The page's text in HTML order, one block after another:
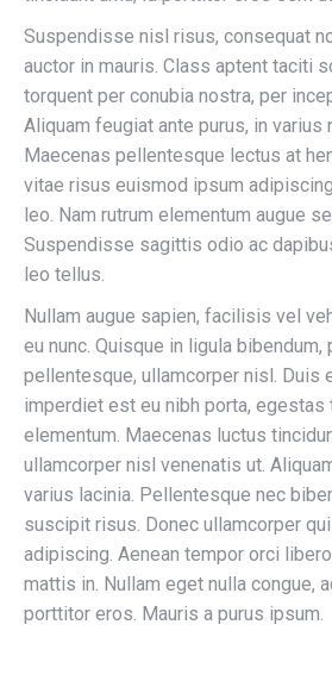
Suspendisse nisl risus, consequat
auctor in mauris. Class aptent taciti
torquent per conubia nostra, per
Aliquam feugiat ante purus, in varius
Maecenas pellentesque lectus at
vitae risus euismod ipsum
leo. Nam rutrum elementum augue
Suspendisse sagittis odio ac
leo tellus.
Nullam augue sapien, facilisis vel
eu nunc. Quisque in ligula bibendum,
pellentesque, ullamcorper nisl. Duis
imperdiet est eu nibh porta,
elementum. Maecenas luctus
ullamcorper nisl venenatis ut.
varius lacinia. Pellentesque nec
suscipit risus. Donec ullamcorper
adipiscing. Aenean tempor orci
mattis in. Nullam eget nulla congue,
porttitor eros. Mauris a purus ipsum.